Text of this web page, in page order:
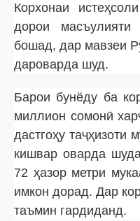
Корхонаи
дорои масъулияти
бошад, дар мавзеи
дароварда шуд.
Барои бунёду ба
миллион сомонӣ
дастгоҳу таҷҳизоти
кишвар оварда
72 ҳазор метри
имкон дорад. Дар
таъмин гардиданд.